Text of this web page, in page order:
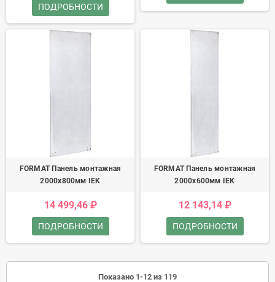
ПОДРОБНОСТИ
FORMAT Панель монтажная
2000х800мм IEK
14 499,46 ₽
ПОДРОБНОСТИ
FORMAT Панель монтажная
2000х600мм IEK
12 143,14 ₽
ПОДРОБНОСТИ
Показано 1-12 из 119